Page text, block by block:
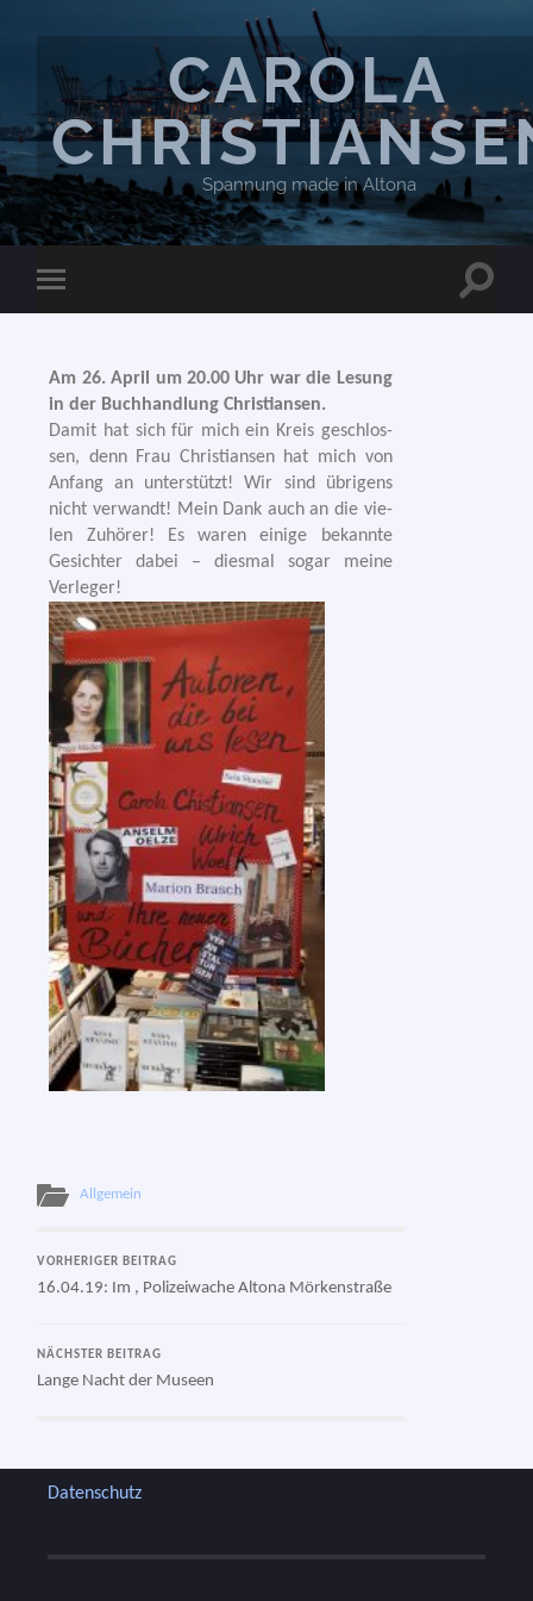
CAROLA
Spannung made in Altona
Am 26. April um 20.00 Uhr war die Lesung
in der Buchhandlung Christiansen.
Damit hat sich für mich ein Kreis geschlos­
sen, denn Frau Christiansen hat mich von
Anfang an unter­stützt! Wir sind übri­gens
nicht ver­wandt! Mein Dank auch an die vie­
len Zuhörer! Es waren eini­ge bekann­te
Gesichter dabei – dies­mal sogar mei­ne
Verleger!
Allgemein
VORHERIGER BEITRAG
16.04.19: Im , Polizeiwache Altona Mörkenstraße
NÄCHSTER BEITRAG
Lange Nacht der Museen
Datenschutz